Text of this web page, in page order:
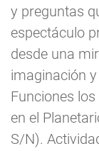
y preguntas
espectáculo
desde una
imaginación
Funciones
en el
S/N).